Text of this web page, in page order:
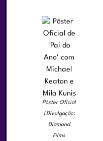
Pôster Oficial
| Divulgação:
Diamond
Films